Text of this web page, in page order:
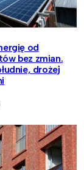
od
bez zmian.
drożej